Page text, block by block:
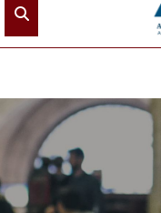
الرئيسيـة
عن الجامعة